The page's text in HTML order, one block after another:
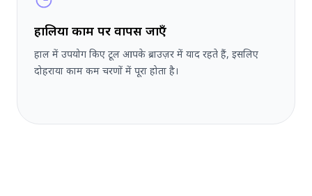
हालिया काम पर वापस जाएँ
हाल में उपयोग किए टूल आपके ब्राउज़र में याद रहते हैं, इसलिए
दोहराया काम कम चरणों में पूरा होता है।